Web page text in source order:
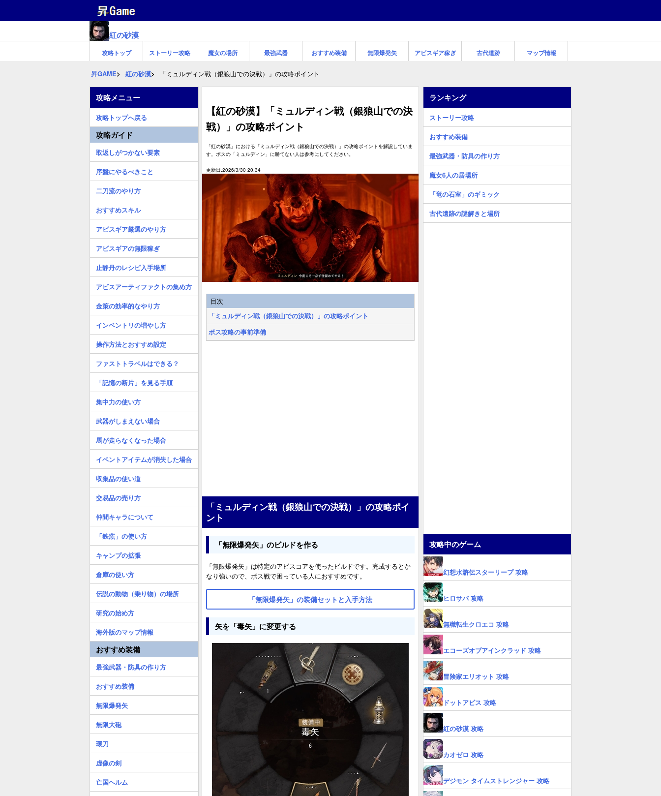
紅の砂漠
攻略トップ ストーリー攻略 魔女の場所 最強武器 おすすめ装備 無限爆発矢 アビスギア稼ぎ 古代遺跡 マップ情報
昇GAME 紅の砂漠 「ミュルディン戦（銀狼山での決戦）」の攻略ポイント
【紅の砂漠】「ミュルディン戦（銀狼山での決
戦）」の攻略ポイント
「紅の砂漠」における「ミュルディン戦（銀狼山での決戦）」の攻略ポイントを解説していま
す。ボスの「ミュルディン」に勝てない人は参考にしてください。
更新日:2026/3/30 20:34
目次
「ミュルディン戦（銀狼山での決戦）」の攻略ポイント
ボス攻略の事前準備
「ミュルディン戦（銀狼山での決戦）」の攻略ポイ
ント
「無限爆発矢」のビルドを作る
「無限爆発矢」は特定のアビスコアを使ったビルドです。完成するとか
なり強いので、ボス戦で困っている人におすすめです。
「無限爆発矢」の装備セットと入手方法
矢を「毒矢」に変更する
攻略メニュー
攻略トップへ戻る
攻略ガイド
取返しがつかない要素
序盤にやるべきこと
二刀流のやり方
おすすめスキル
アビスギア厳選のやり方
アビスギアの無限稼ぎ
止静丹のレシピ入手場所
アビスアーティファクトの集め方
金策の効率的なやり方
インベントリの増やし方
操作方法とおすすめ設定
ファストトラベルはできる？
「記憶の断片」を見る手順
集中力の使い方
武器がしまえない場合
馬が走らなくなった場合
イベントアイテムが消失した場合
収集品の使い道
交易品の売り方
仲間キャラについて
「鉄窯」の使い方
キャンプの拡張
倉庫の使い方
伝説の動物（乗り物）の場所
研究の始め方
海外版のマップ情報
おすすめ装備
最強武器・防具の作り方
おすすめ装備
無限爆発矢
無限大砲
環刀
虚像の剣
亡国ヘルム
ランキング
ストーリー攻略
おすすめ装備
最強武器・防具の作り方
魔女6人の居場所
「竜の石室」のギミック
古代遺跡の謎解きと場所
攻略中のゲーム
幻想水滸伝スターリープ 攻略
ヒロサバ 攻略
無職転生クロエコ 攻略
エコーズオブアインクラッド 攻略
冒険家エリオット 攻略
ドットアビス 攻略
紅の砂漠 攻略
カオゼロ 攻略
デジモン タイムストレンジャー 攻略